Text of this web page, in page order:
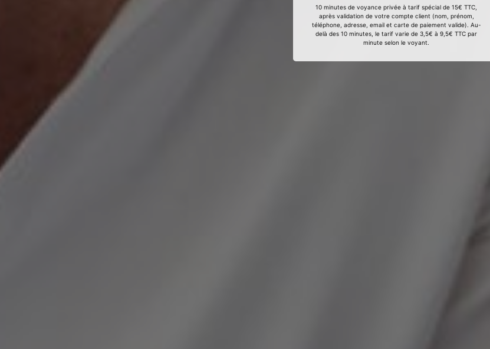
10 minutes de voyance privée à tarif spécial de 15€ TTC,
après validation de votre compte client (nom, prénom,
téléphone, adresse, email et carte de paiement valide). Au-
delà des 10 minutes, le tarif varie de 3,5€ à 9,5€ TTC par
minute selon le voyant.